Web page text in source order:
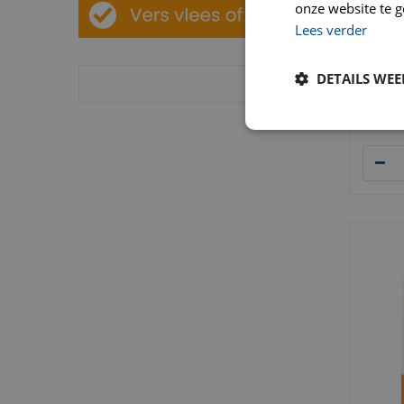
onze website te
Lees verder
DETAILS